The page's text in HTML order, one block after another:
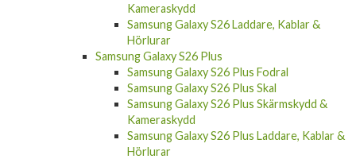
Kameraskydd
Samsung Galaxy S26 Laddare, Kablar &
Hörlurar
Samsung Galaxy S26 Plus
Samsung Galaxy S26 Plus Fodral
Samsung Galaxy S26 Plus Skal
Samsung Galaxy S26 Plus Skärmskydd &
Kameraskydd
Samsung Galaxy S26 Plus Laddare, Kablar &
Hörlurar